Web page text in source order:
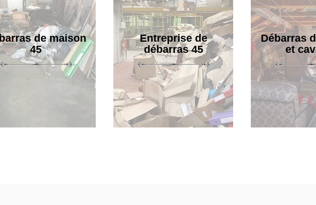
de maison
45
Entreprise de
débarras 45
Débarras
et